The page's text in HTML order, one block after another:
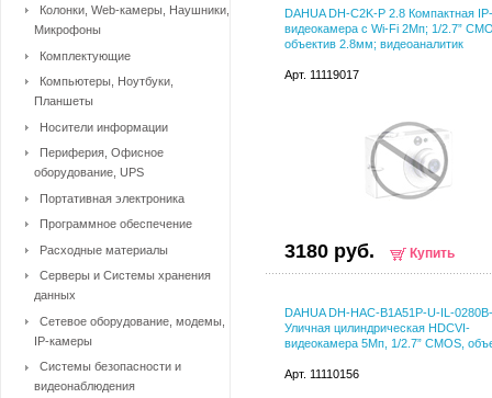
DAHUA DH-C2K-P 2.8 Компактная IP-
видеокамера с Wi-Fi 2Мп; 1/2.7”
объектив 2.8мм; видеоаналитик
Арт. 11119017
3180 руб. Купить
DAHUA DH-HAC-B1A51P-U-IL-
Уличная цилиндрическая HDCVI-
видеокамера 5Мп, 1/2.7” CMOS,
Арт. 11110156
Колонки, Web-камеры, Наушники,
Микрофоны
Комплектующие
Компьютеры, Ноутбуки,
Планшеты
Носители информации
Периферия, Офисное
оборудование, UPS
Портативная электроника
Программное обеспечение
Расходные материалы
Серверы и Системы хранения
данных
Сетевое оборудование, модемы,
IP-камеры
Системы безопасности и
видеонаблюдения